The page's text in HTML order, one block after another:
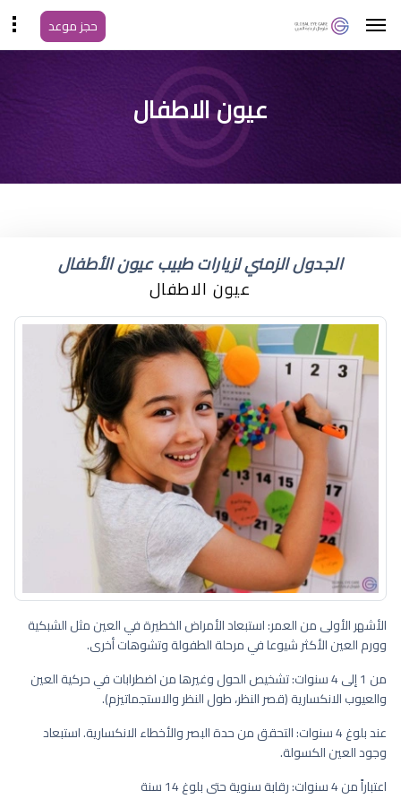
حجز موعد
اسباب احمرار العين عند
الاطفال الرضع
عيون الاطفال
الجدول الزمني لزيارات طبيب عيون الأطفال
عيون الاطفال
الأشهر الأولى من العمر: استبعاد الأمراض الخطيرة في العين مثل الشبكية
وورم العين الأكثر شيوعا في مرحلة الطفولة وتشوهات أخرى.
من 1 إلى 4 سنوات: تشخيص الحول وغيرها من اضطرابات في حركية العين
والعيوب الانكسارية (قصر النظر، طول النظر والاستجماتيزم).
عند بلوغ 4 سنوات: التحقق من حدة البصر والأخطاء الانكسارية. استبعاد
وجود العين الكسولة.
اعتباراً من 4 سنوات: رقابة سنوية حتى بلوغ 14 سنة